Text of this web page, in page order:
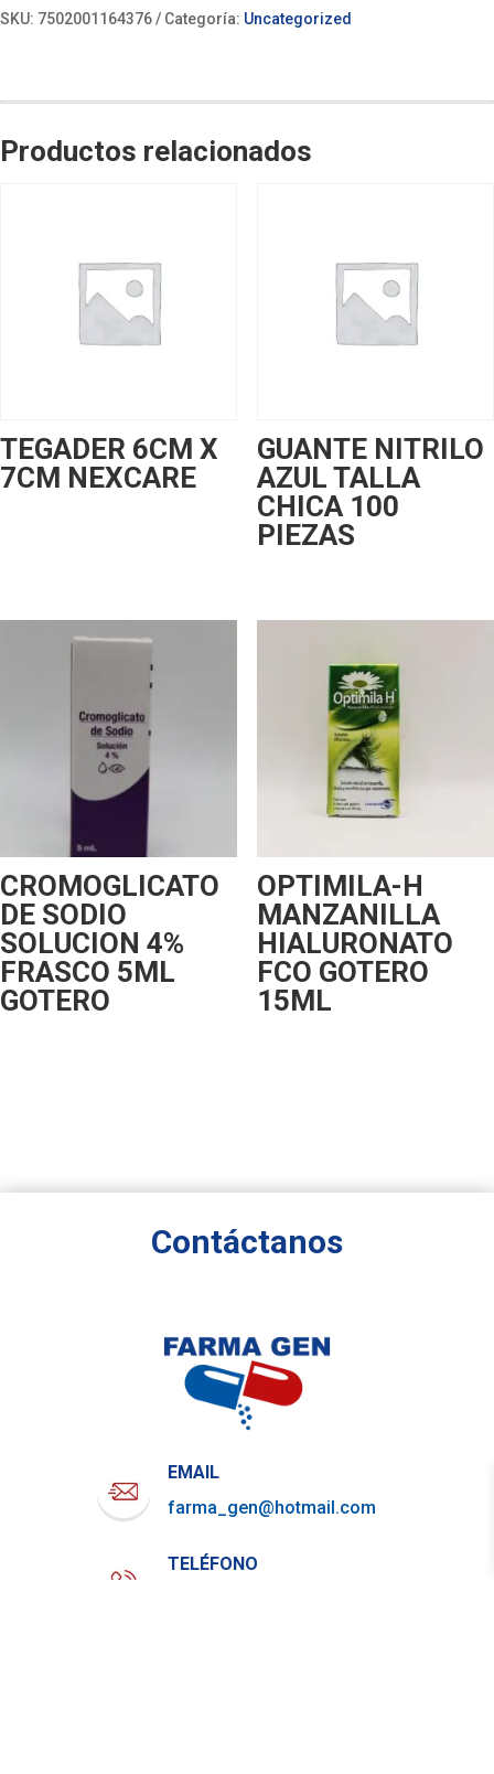
SKU: 7502001164376 Categoría: Uncategorized
Productos relacionados
TEGADER 6CM X
7CM NEXCARE
GUANTE NITRILO
AZUL TALLA
CHICA 100
PIEZAS
CROMOGLICATO
DE SODIO
SOLUCION 4%
FRASCO 5ML
GOTERO
OPTIMILA-H
MANZANILLA
HIALURONATO
FCO GOTERO
15ML
Contáctanos
EMAIL
farma_gen@hotmail.com
TELÉFONO